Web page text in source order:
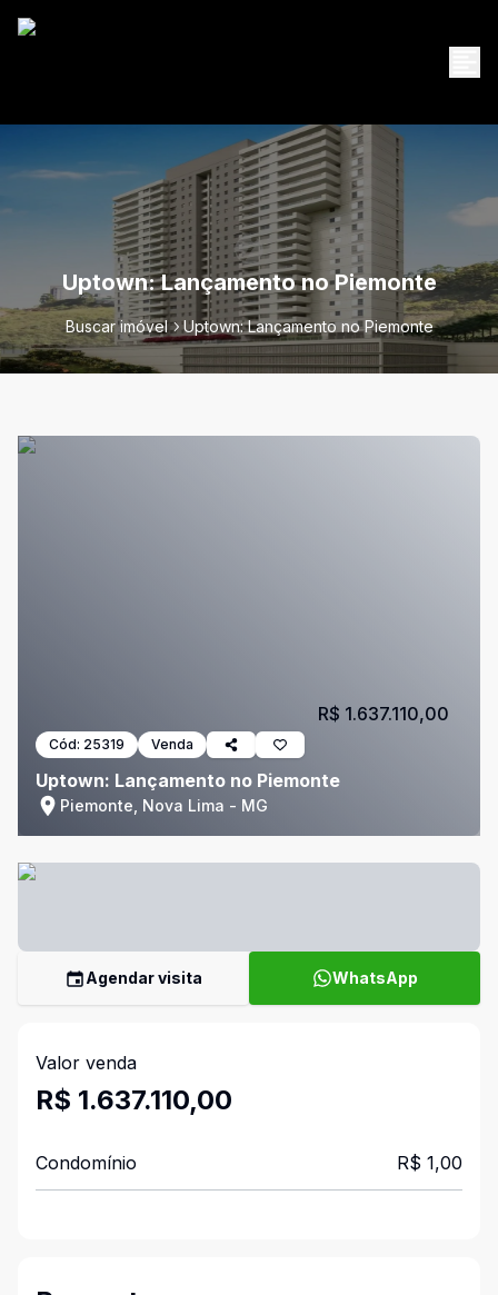
Uptown: Lançamento no Piemonte
Buscar imóvel Uptown: Lançamento no Piemonte
Cód: 25319 Venda
Uptown: Lançamento no Piemonte
Piemonte, Nova Lima - MG
R$ 1.637.110,00
Agendar visita WhatsApp
Valor venda
R$ 1.637.110,00
Condomínio R$ 1,00